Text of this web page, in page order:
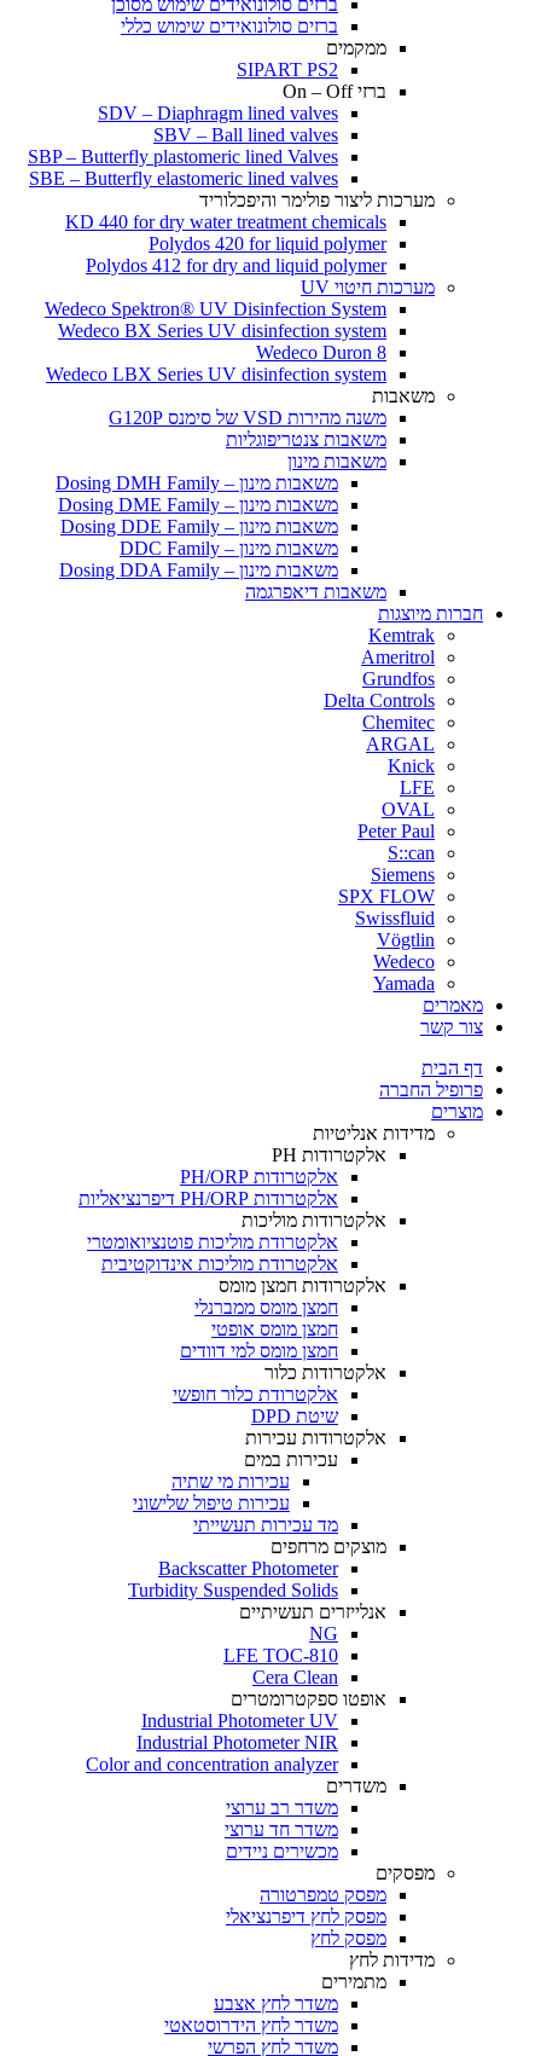
ברזים סולונואידים שימוש מסוכן
ברזים סולונואידים שימוש כללי
ממקמים
SIPART PS2
ברזי On – Off
SDV – Diaphragm lined valves
SBV – Ball lined valves
SBP – Butterfly plastomeric lined Valves
SBE – Butterfly elastomeric lined valves
מערכות ליצור פולימר והיפכלוריד
KD 440 for dry water treatment chemicals
Polydos 420 for liquid polymer
Polydos 412 for dry and liquid polymer
מערכות חיטוי UV
Wedeco Spektron® UV Disinfection System
Wedeco BX Series UV disinfection system
Wedeco Duron 8
Wedeco LBX Series UV disinfection system
משאבות
משנה מהירות VSD של סימנס G120P
משאבות צנטריפוגליות
משאבות מינון
משאבות מינון – Dosing DMH Family
משאבות מינון – Dosing DME Family
משאבות מינון – Dosing DDE Family
משאבות מינון – DDC Family
משאבות מינון – Dosing DDA Family
משאבות דיאפרגמה
חברות מיוצגות
Kemtrak
Ameritrol
Grundfos
Delta Controls
Chemitec
ARGAL
Knick
LFE
OVAL
Peter Paul
S::can
Siemens
SPX FLOW
Swissfluid
Vögtlin
Wedeco
Yamada
מאמרים
צור קשר
דף הבית
פרופיל החברה
מוצרים
מדידות אנליטיות
אלקטרודות PH
אלקטרודות PH/ORP
אלקטרודות PH/ORP דיפרנציאליות
אלקטרודות מוליכות
אלקטרודת מוליכות פוטנציואומטרי
אלקטרודת מוליכות אינדוקטיבית
אלקטרודות חמצן מומס
חמצן מומס ממברנלי
חמצן מומס אופטי
חמצן מומס למי דוודים
אלקטרודות כלור
אלקטרודת כלור חופשי
שיטת DPD
אלקטרודות עכירות
עכירות במים
עכירות מי שתיה
עכירות טיפול שלישוני
מד עכירות תעשייתי
מוצקים מרחפים
Backscatter Photometer
Turbidity Suspended Solids
אנלייזרים תעשיתיים
NG
LFE TOC-810
Cera Clean​
אופטו ספקטרומטרים
Industrial Photometer UV
Industrial Photometer NIR
Color and concentration analyzer
משדרים
משדר רב ערוצי
משדר חד ערוצי
מכשירים ניידים
מפסקים
מפסק טמפרטורה
מפסק לחץ דיפרנציאלי
מפסק לחץ
מדידות לחץ
מתמירים
משדר לחץ אצבע
משדר לחץ הידרוסטאטי
משדר לחץ הפרשי